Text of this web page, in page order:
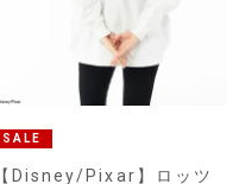
SALE
【Disney/Pixar】ロッツ